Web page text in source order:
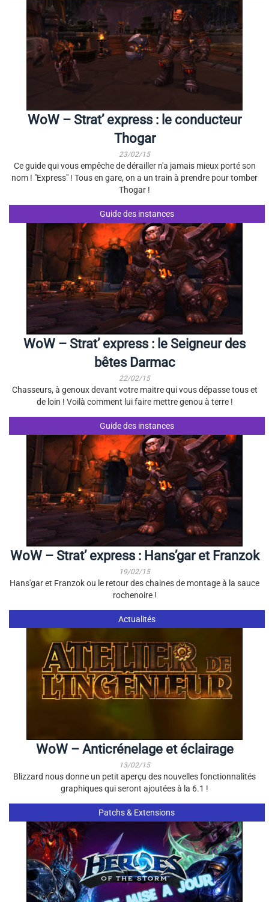
WoW – Strat’ express : le conducteur
Thogar
23/02/15
Ce guide qui vous empêche de dérailler n'a jamais mieux porté son
nom ! "Express" ! Tous en gare, on a un train à prendre pour tomber
Thogar !
Guide des instances
WoW – Strat’ express : le Seigneur des
bêtes Darmac
22/02/15
Chasseurs, à genoux devant votre maitre qui vous dépasse tous et
de loin ! Voilà comment lui faire mettre genou à terre !
Guide des instances
WoW – Strat’ express : Hans’gar et Franzok
19/02/15
Hans'gar et Franzok ou le retour des chaines de montage à la sauce
rochenoire !
Actualités
WoW – Anticrénelage et éclairage
13/02/15
Blizzard nous donne un petit aperçu des nouvelles fonctionnalités
graphiques qui seront ajoutées à la 6.1 !
Patchs & Extensions